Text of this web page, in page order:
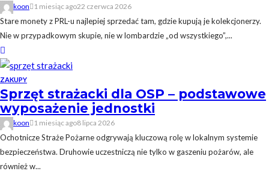
koon 1 miesiąc ago22 czerwca 2026
Stare monety z PRL-u najlepiej sprzedać tam, gdzie kupują je kolekcjonerzy.
Nie w przypadkowym skupie, nie w lombardzie „od wszystkiego”,...
ZAKUPY
Sprzęt strażacki dla OSP – podstawowe
wyposażenie jednostki
koon 1 miesiąc ago8 lipca 2026
Ochotnicze Straże Pożarne odgrywają kluczową rolę w lokalnym systemie
bezpieczeństwa. Druhowie uczestniczą nie tylko w gaszeniu pożarów, ale
również w...